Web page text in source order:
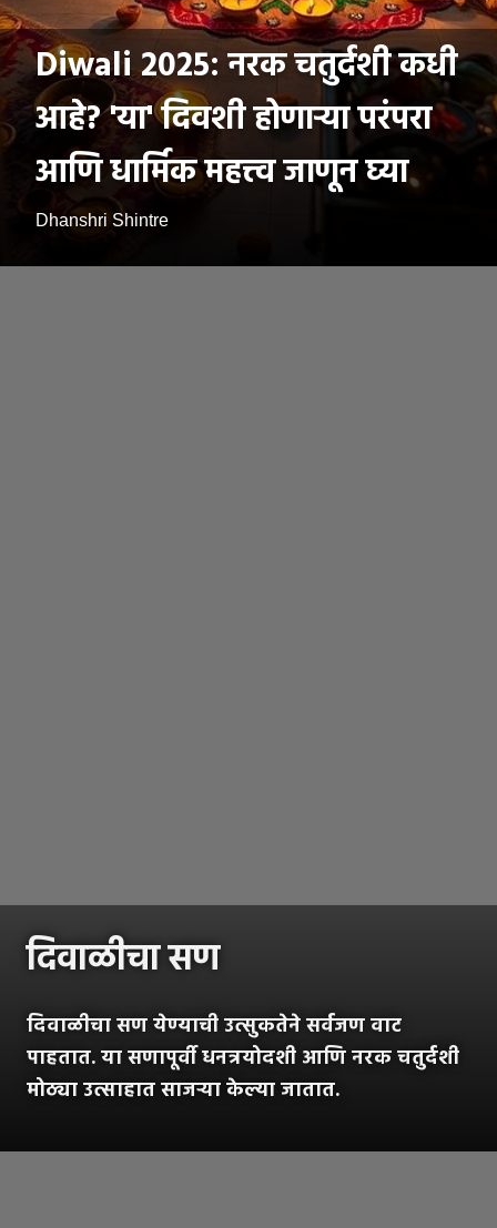
Diwali 2025: नरक चतुर्दशी कधी
आहे? 'या' दिवशी होणाऱ्या परंपरा
आणि धार्मिक महत्त्व जाणून घ्या
Dhanshri Shintre
दिवाळीचा सण
दिवाळीचा सण येण्याची उत्सुकतेने सर्वजण वाट
पाहतात. या सणापूर्वी धनत्रयोदशी आणि नरक चतुर्दशी
मोठ्या उत्साहात साजऱ्या केल्या जातात.